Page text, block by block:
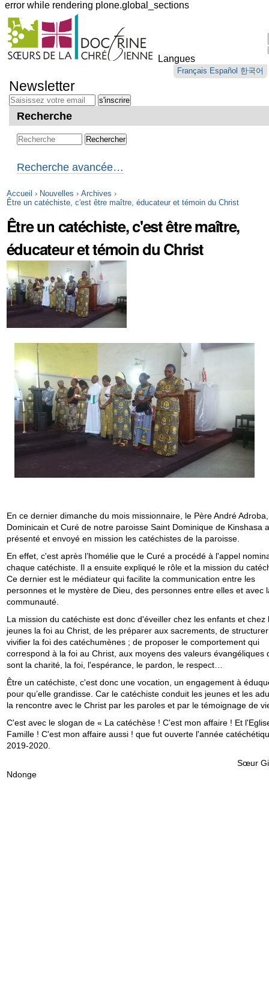
error while rendering plone.global_sections
Outils
personnels
Langues
Français Español 한국어
au
contenu.
Aller
navigation
Newsletter
Recherche
Recherche avancée…
Accueil › Nouvelles › Archives ›
Être un catéchiste, c'est être maître, éducateur et témoin du Christ
Être un catéchiste, c'est être maître,
éducateur et témoin du Christ
En ce dernier dimanche du mois missionnaire, le Père André Adroba,
Dominicain et Curé de notre paroisse Saint Dominique de Kinshasa a
présenté et envoyé en mission les catéchistes de la paroisse.
En effet, c'est après l’homélie que le Curé a procédé à l'appel
chaque catéchiste. Il a ensuite expliqué le rôle et la mission du
Ce dernier est le médiateur qui facilite la communication entre les
personnes et le mystère de Dieu, des personnes entre elles et avec
communauté.
La mission du catéchiste est donc d'éveiller chez les enfants et chez
jeunes la foi au Christ, de les préparer aux sacrements, de
vivifier la foi des catéchumènes ; de proposer le comportement qui
correspond à la foi au Christ, aux moyens des valeurs évangéliques
sont la charité, la foi, l'espérance, le pardon, le respect…
Être un catéchiste, c'est donc une vocation, un engagement à
pour qu’elle grandisse. Car le catéchiste conduit les jeunes et les
la rencontre avec le Christ par les paroles et par le témoignage de
C'est avec le slogan de « La catéchèse ! C'est mon affaire ! Et
Famille ! C'est mon affaire aussi ! que fut ouverte l'année
2019-2020.
Sœur
Ndonge